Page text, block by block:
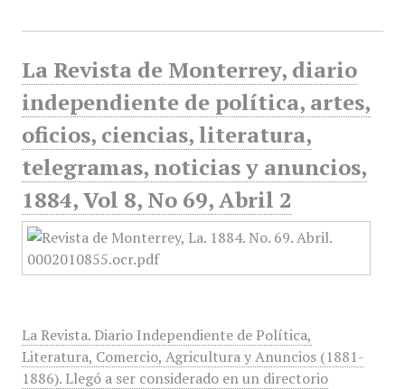
La Revista de Monterrey, diario
independiente de política, artes,
oficios, ciencias, literatura,
telegramas, noticias y anuncios,
1884, Vol 8, No 69, Abril 2
La Revista. Diario Independiente de Política,
Literatura, Comercio, Agricultura y Anuncios (1881-
1886). Llegó a ser considerado en un directorio